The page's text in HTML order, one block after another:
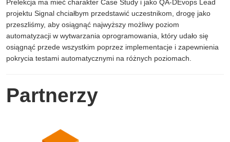
Prelekcja ma mieć charakter Case Study i jako QA-DEvops Lead
projektu Signal chciałbym przedstawić uczestnikom, drogę jako
przeszliśmy, aby osiągnąć najwyższy możliwy poziom
automatyzacji w wytwarzania oprogramowania, który udało się
osiągnąć przede wszystkim poprzez implementacje i zapewnienia
pokrycia testami automatycznymi na różnych poziomach.
Partnerzy